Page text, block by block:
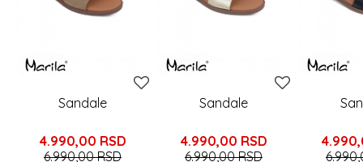
Sandale
4.990,00 RSD
6.990,00RSD
Sandale
4.990,00 RSD
6.990,00RSD